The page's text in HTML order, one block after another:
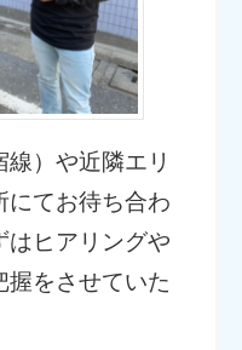
）や近隣エリ
にてお待ち合わ
はヒアリングや
握をさせていた